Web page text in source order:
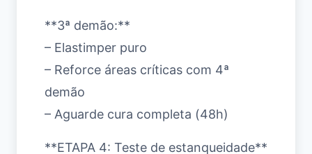
**3ª demão:**
– Elastimper puro
– Reforce áreas críticas com 4ª
demão
– Aguarde cura completa (48h)
**ETAPA 4: Teste de estanqueidade**